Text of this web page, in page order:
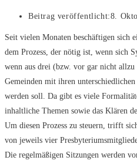
Beitrag veröffentlicht:8.
Seit vielen Monaten beschäftigen sich
dem Prozess, der nötig ist, wenn sich
wenn aus drei (bzw. vor gar nicht
Gemeinden mit ihren
werden soll. Da gibt es viele
inhaltliche Themen sowie das Klären
Um diesen Prozess zu steuern, trifft
von jeweils vier
Die regelmäßigen Sitzungen werden